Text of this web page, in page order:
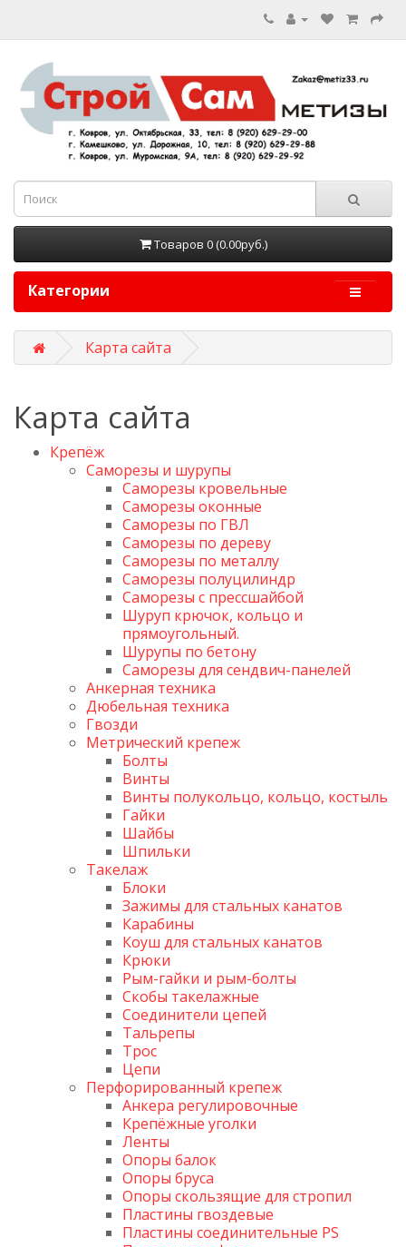
Товаров 0 (0.00руб.)
Категории
Карта сайта
Карта сайта
Крепёж
Саморезы и шурупы
Саморезы кровельные
Саморезы оконные
Саморезы по ГВЛ
Саморезы по дереву
Саморезы по металлу
Саморезы полуцилиндр
Саморезы с прессшайбой
Шуруп крючок, кольцо и
прямоугольный.
Шурупы по бетону
Саморезы для сендвич-панелей
Анкерная техника
Дюбельная техника
Гвозди
Метрический крепеж
Болты
Винты
Винты полукольцо, кольцо, костыль
Гайки
Шайбы
Шпильки
Такелаж
Блоки
Зажимы для стальных канатов
Карабины
Коуш для стальных канатов
Крюки
Рым-гайки и рым-болты
Скобы такелажные
Соединители цепей
Тальрепы
Трос
Цепи
Перфорированный крепеж
Анкера регулировочные
Крепёжные уголки
Ленты
Опоры балок
Опоры бруса
Опоры скользящие для стропил
Пластины гвоздевые
Пластины соединительные PS